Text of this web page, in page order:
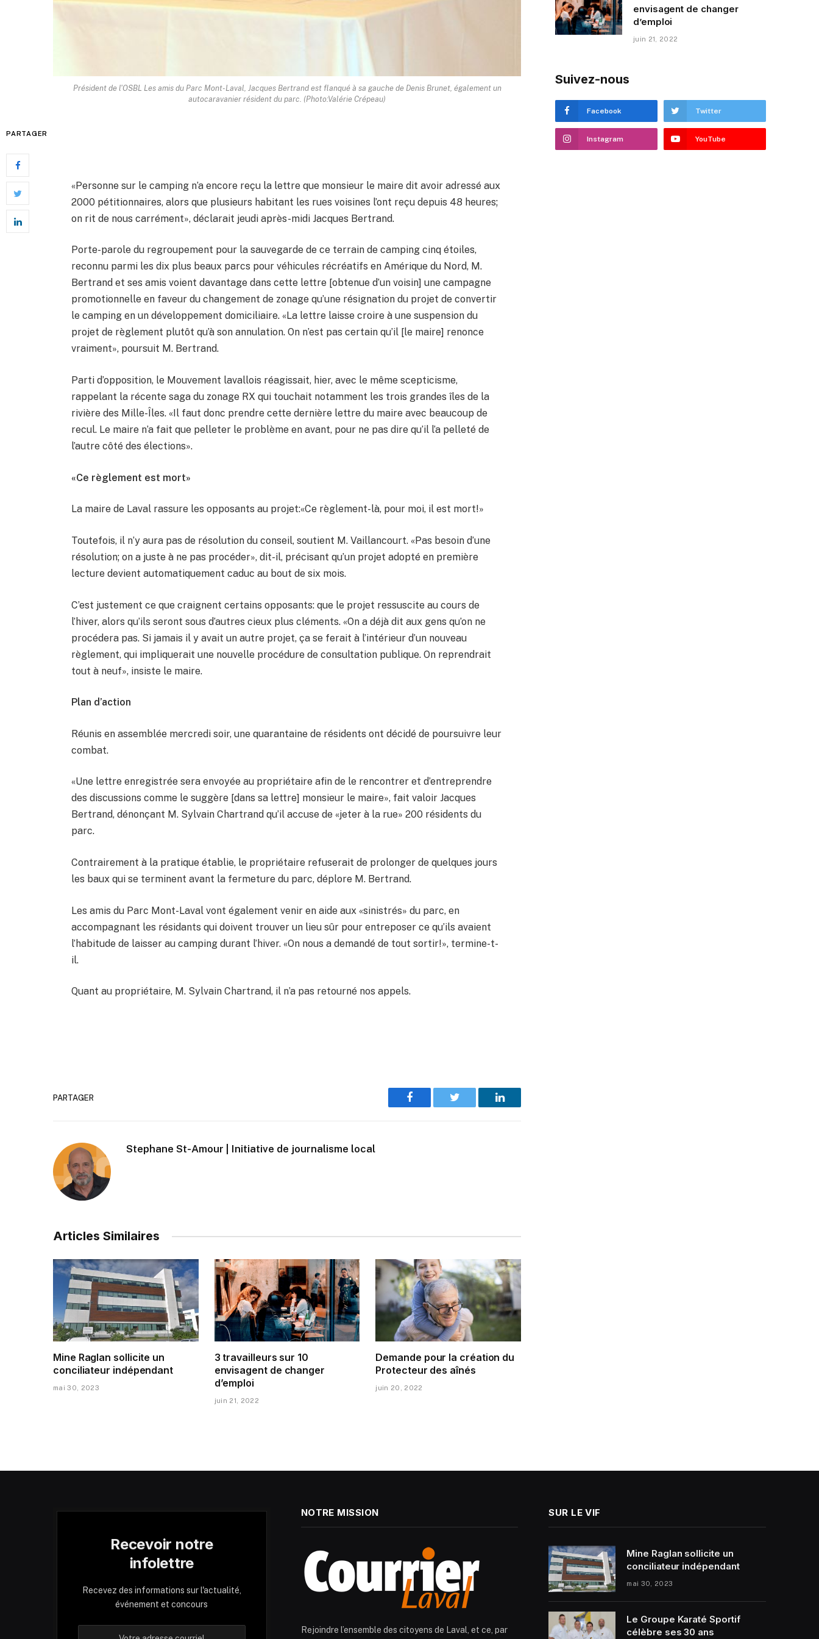
Président de l'OSBL Les amis du Parc Mont-Laval, Jacques Bertrand est flanqué à sa gauche de Denis Brunet, également un
autocaravanier résident du parc. (Photo:Valérie Crépeau)
PARTAGER
«Personne sur le camping n’a encore reçu la lettre que monsieur le maire dit avoir adressé aux
2000 pétitionnaires, alors que plusieurs habitant les rues voisines l’ont reçu depuis 48 heures;
on rit de nous carrément», déclarait jeudi après-midi Jacques Bertrand.
Porte-parole du regroupement pour la sauvegarde de ce terrain de camping cinq étoiles,
reconnu parmi les dix plus beaux parcs pour véhicules récréatifs en Amérique du Nord, M.
Bertrand et ses amis voient davantage dans cette lettre [obtenue d’un voisin] une campagne
promotionnelle en faveur du changement de zonage qu’une résignation du projet de convertir
le camping en un développement domiciliaire. «La lettre laisse croire à une suspension du
projet de règlement plutôt qu’à son annulation. On n’est pas certain qu’il [le maire] renonce
vraiment», poursuit M. Bertrand.
Parti d’opposition, le Mouvement lavallois réagissait, hier, avec le même scepticisme,
rappelant la récente saga du zonage RX qui touchait notamment les trois grandes îles de la
rivière des Mille-Îles. «Il faut donc prendre cette dernière lettre du maire avec beaucoup de
recul. Le maire n’a fait que pelleter le problème en avant, pour ne pas dire qu’il l’a pelleté de
l’autre côté des élections».
«Ce règlement est mort»
La maire de Laval rassure les opposants au projet:«Ce règlement-là, pour moi, il est mort!»
Toutefois, il n’y aura pas de résolution du conseil, soutient M. Vaillancourt. «Pas besoin d’une
résolution; on a juste à ne pas procéder», dit-il, précisant qu’un projet adopté en première
lecture devient automatiquement caduc au bout de six mois.
C’est justement ce que craignent certains opposants: que le projet ressuscite au cours de
l’hiver, alors qu’ils seront sous d’autres cieux plus cléments. «On a déjà dit aux gens qu’on ne
procédera pas. Si jamais il y avait un autre projet, ça se ferait à l’intérieur d’un nouveau
règlement, qui impliquerait une nouvelle procédure de consultation publique. On reprendrait
tout à neuf», insiste le maire.
Plan d’action
Réunis en assemblée mercredi soir, une quarantaine de résidents ont décidé de poursuivre leur
combat.
«Une lettre enregistrée sera envoyée au propriétaire afin de le rencontrer et d’entreprendre
des discussions comme le suggère [dans sa lettre] monsieur le maire», fait valoir Jacques
Bertrand, dénonçant M. Sylvain Chartrand qu’il accuse de «jeter à la rue» 200 résidents du
parc.
Contrairement à la pratique établie, le propriétaire refuserait de prolonger de quelques jours
les baux qui se terminent avant la fermeture du parc, déplore M. Bertrand.
Les amis du Parc Mont-Laval vont également venir en aide aux «sinistrés» du parc, en
accompagnant les résidants qui doivent trouver un lieu sûr pour entreposer ce qu’ils avaient
l’habitude de laisser au camping durant l’hiver. «On nous a demandé de tout sortir!», termine-t-
il.
Quant au propriétaire, M. Sylvain Chartrand, il n’a pas retourné nos appels.
PARTAGER
Facebook Twitter LinkedIn
Stephane St-Amour | Initiative de journalisme local
Articles Similaires
Mine Raglan sollicite un
conciliateur indépendant
mai 30, 2023
3 travailleurs sur 10
envisagent de changer
d’emploi
juin 21, 2022
Demande pour la création du
Protecteur des aînés
juin 20, 2022
envisagent de changer
d’emploi
juin 21, 2022
Suivez-nous
Facebook Twitter
Instagram YouTube
Recevoir notre
infolettre
Recevez des informations sur l'actualité,
événement et concours
NOTRE MISSION
Rejoindre l’ensemble des citoyens de Laval, et ce, par
SUR LE VIF
Mine Raglan sollicite un
conciliateur indépendant
mai 30, 2023
Le Groupe Karaté Sportif
célèbre ses 30 ans